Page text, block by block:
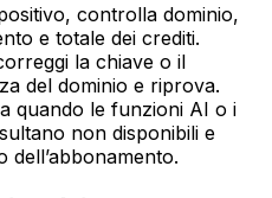
controlla dominio,
e totale dei crediti.
la chiave o il
del dominio e riprova.
quando le funzioni AI o i
non disponibili e